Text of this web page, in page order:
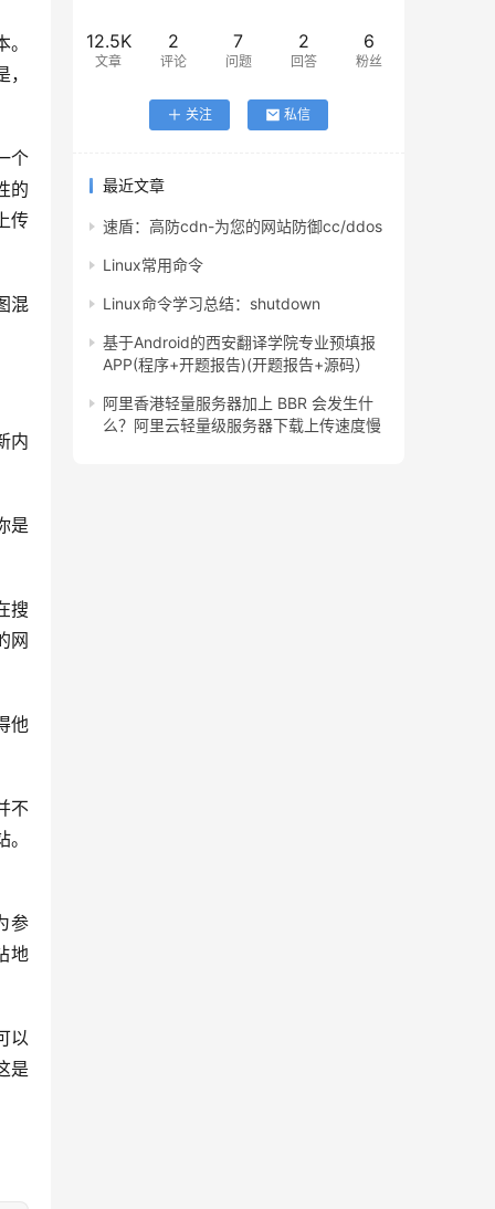
的
传
搜
网
地
是
12.5K
文章
2
评论
7
问题
2
回答
6
粉丝
关注 私信
最近文章
速盾：高防cdn-为您的网站防御cc/ddos
Linux常用命令
Linux命令学习总结：shutdown
基于Android的西安翻译学院专业预填报
APP(程序+开题报告)(开题报告+源码）
阿里香港轻量服务器加上 BBR 会发生什
么？阿里云轻量级服务器下载上传速度慢